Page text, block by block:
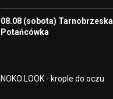
08.08 (sobota) Tarnobrzeska
Potańcówka
NOKO LOOK - krople do oczu